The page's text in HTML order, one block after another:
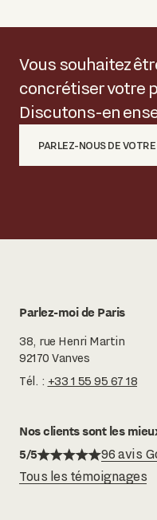
Vous souhaitez
concrétiser votre
Discutons-en
PARLEZ-NOUS DE
Parlez-moi de Paris
38, rue Henri Martin
92170 Vanves
Tél. : +33 1 55 95 67 18
Nos clients sont les
5/5
96 avis
Tous les témoignages